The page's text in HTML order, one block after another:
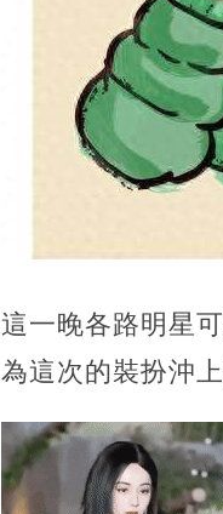
這一晚各路明星
為這次的裝扮沖上